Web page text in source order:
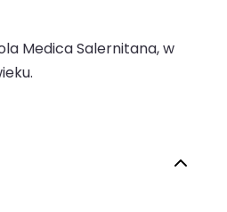
Medica Salernitana, w